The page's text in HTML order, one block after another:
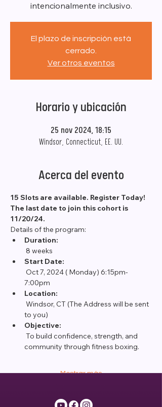
intencionalmente inclusivo.
El plazo de inscripción está
cerrado.
Ver otros eventos
Horario y ubicación
25 nov 2024, 18:15
Windsor, Connecticut, EE. UU.
Acerca del evento
15 Slots are available. Register Today!
The last date to join this cohort is
11/20/24.
Details of the program:
Duration:
8 weeks
Start Date:
7:00pm
Location:
to you)
Objective:
community through fitness boxing.
Mostrar más